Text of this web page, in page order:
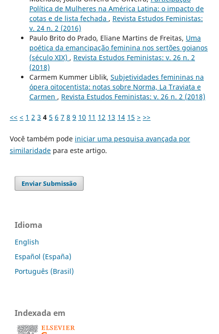
Política de Mulheres na América Latina: o impacto de
cotas e de lista fechada , Revista Estudos Feministas:
v. 24 n. 2 (2016)
Paulo Brito do Prado, Eliane Martins de Freitas, Uma
poética da emancipação feminina nos sertões goianos
(século XIX) , Revista Estudos Feministas: v. 26 n. 2
(2018)
Carmem Kummer Liblik, Subjetividades femininas na
ópera oitocentista: notas sobre Norma, La Traviata e
Carmen , Revista Estudos Feministas: v. 26 n. 2 (2018)
<< < 1 2 3 4 5 6 7 8 9 10 11 12 13 14 15 > >>
Você também pode iniciar uma pesquisa avançada por
similaridadepara este artigo.
Enviar Submissão
Idioma
English
Español (España)
Português (Brasil)
Indexada em